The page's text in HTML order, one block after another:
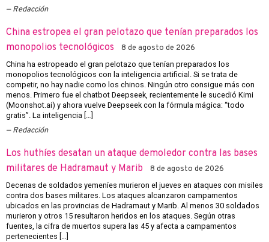
Redacción
China estropea el gran pelotazo que tenían preparados los
monopolios tecnológicos
8 de agosto de 2026
China ha estropeado el gran pelotazo que tenían preparados los
monopolios tecnológicos con la inteligencia artificial. Si se trata de
competir, no hay nadie como los chinos. Ningún otro consigue más con
menos. Primero fue el chatbot Deepseek, recientemente le sucedió Kimi
(Moonshot.ai) y ahora vuelve Deepseek con la fórmula mágica: “todo
gratis”. La inteligencia […]
Redacción
Los huthíes desatan un ataque demoledor contra las bases
militares de Hadramaut y Marib
8 de agosto de 2026
Decenas de soldados yemeníes murieron el jueves en ataques con misiles
contra dos bases militares. Los ataques alcanzaron campamentos
ubicados en las provincias de Hadramaut y Marib. Al menos 30 soldados
murieron y otros 15 resultaron heridos en los ataques. Según otras
fuentes, la cifra de muertos supera las 45 y afecta a campamentos
pertenecientes […]